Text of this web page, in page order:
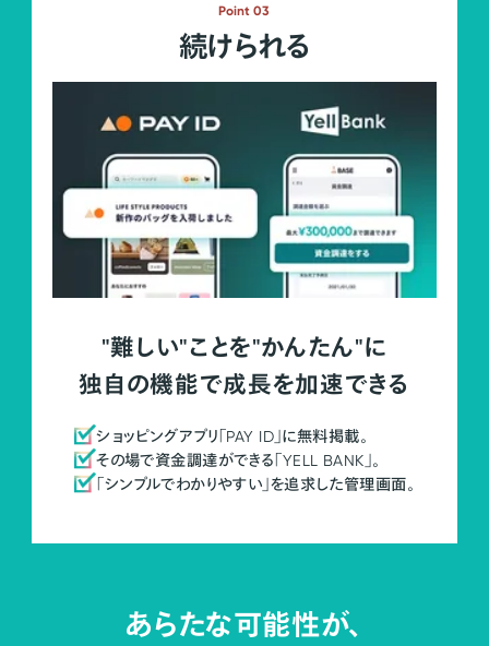
Point 03
続けられる
"難しい"ことを"かんたん"に
独自の機能で成長を加速できる
ショッピングアプリ「PAY ID」に無料掲載。
その場で資金調達ができる「YELL BANK」。
「シンプルでわかりやすい」を追求した管理画面。
あらたな可能性が、